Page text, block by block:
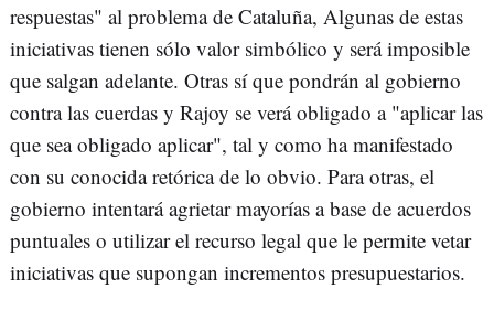
respuestas" al problema de Cataluña, Algunas de estas
iniciativas tienen sólo valor simbólico y será imposible
que salgan adelante. Otras sí que pondrán al gobierno
contra las cuerdas y Rajoy se verá obligado a "aplicar las
que sea obligado aplicar", tal y como ha manifestado
con su conocida retórica de lo obvio. Para otras, el
gobierno intentará agrietar mayorías a base de acuerdos
puntuales o utilizar el recurso legal que le permite vetar
iniciativas que supongan incrementos presupuestarios.